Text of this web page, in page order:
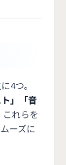
4つ。
」「音
これらを
ーズに